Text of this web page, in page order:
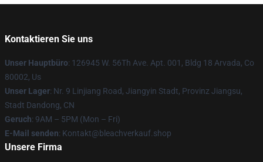
Kontaktieren Sie uns
Unser Hauptbüro: 126945 W. 56Th Ave. Apt. 001, Bldg 18 Arvada, Co
80002, Us
Unser Lager: Nr. 9 Linjiang Road, Jiangyin Stadt, Provinz Jiangsu,
Stadt Dandong, CN
Geruch: 9AM – 5PM (Mon – Fri)
E-Mail senden: Kontakt@bleachverkauf.shop
Unsere Firma